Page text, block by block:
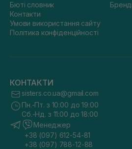
Бюті словник
Контакти
Умови використання сайту
Політика конфіденційності
КОНТАКТИ
sisters.co.ua@gmail.com
Пн.-Пт. з 10:00 до 19:00
Сб.-Нд. з 11:00 до 18:00
Менеджер
+38 (097) 612-54-81
+38 (097) 788-12-88